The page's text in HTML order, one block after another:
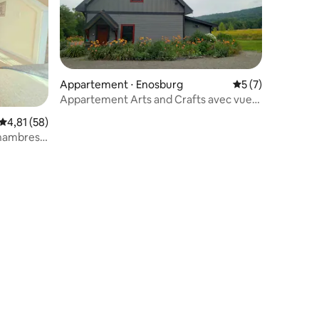
: 5 sur 5
moyenne sur la base de 58 commentaires : 4,81 sur 5
4,81 (58)
Appartement ⋅ Enosburg Évaluation
5 (7)
Appartement Arts and Crafts avec vue